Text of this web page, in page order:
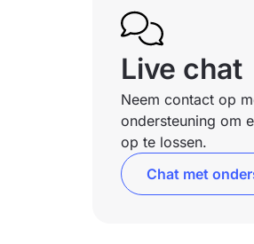
Live chat
Neem contact op
ondersteuning om
op te lossen.
Chat met